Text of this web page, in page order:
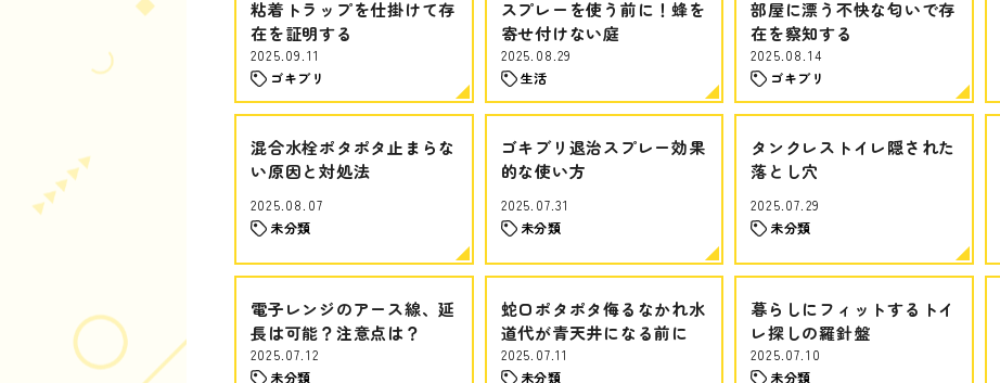
粘着トラップを仕掛けて存
在を証明する
2025.09.11
ゴキブリ
スプレーを使う前に！蜂を
寄せ付けない庭
2025.08.29
生活
部屋に漂う不快な匂いで存
在を察知する
2025.08.14
ゴキブリ
混合水栓ポタポタ止まらな
い原因と対処法
2025.08.07
未分類
ゴキブリ退治スプレー効果
的な使い方
2025.07.31
未分類
タンクレストイレ隠された
落とし穴
2025.07.29
未分類
電子レンジのアース線、延
長は可能？注意点は？
2025.07.12
未分類
蛇口ポタポタ侮るなかれ水
道代が青天井になる前に
2025.07.11
未分類
暮らしにフィットするトイ
レ探しの羅針盤
2025.07.10
未分類